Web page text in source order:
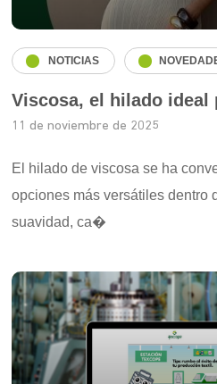
NOTICIAS
Viscosa, el hilado ideal
11 de noviembre de 2025
El hilado de viscosa se ha
opciones más versátiles dentro
suavidad, ca�